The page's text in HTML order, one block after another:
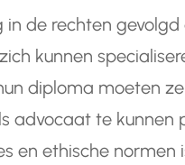
in de rechten
kunnen
diploma moeten
advocaat te kunnen
en ethische